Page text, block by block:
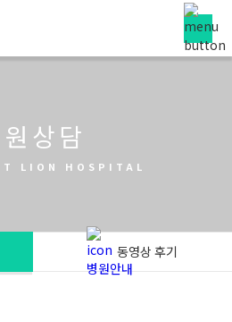
상담
LION HOSPITAL
동영상 후기